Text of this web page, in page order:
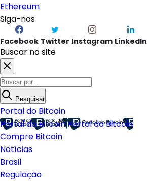
Ethereum
Siga-nos
Facebook Twitter Instagram LinkedIn
Buscar no site
Pesquisar
Portal do Bitcoin
Portal do BitcoinPortal do Bitcoin
Compre Bitcoin
Notícias
Brasil
Regulação